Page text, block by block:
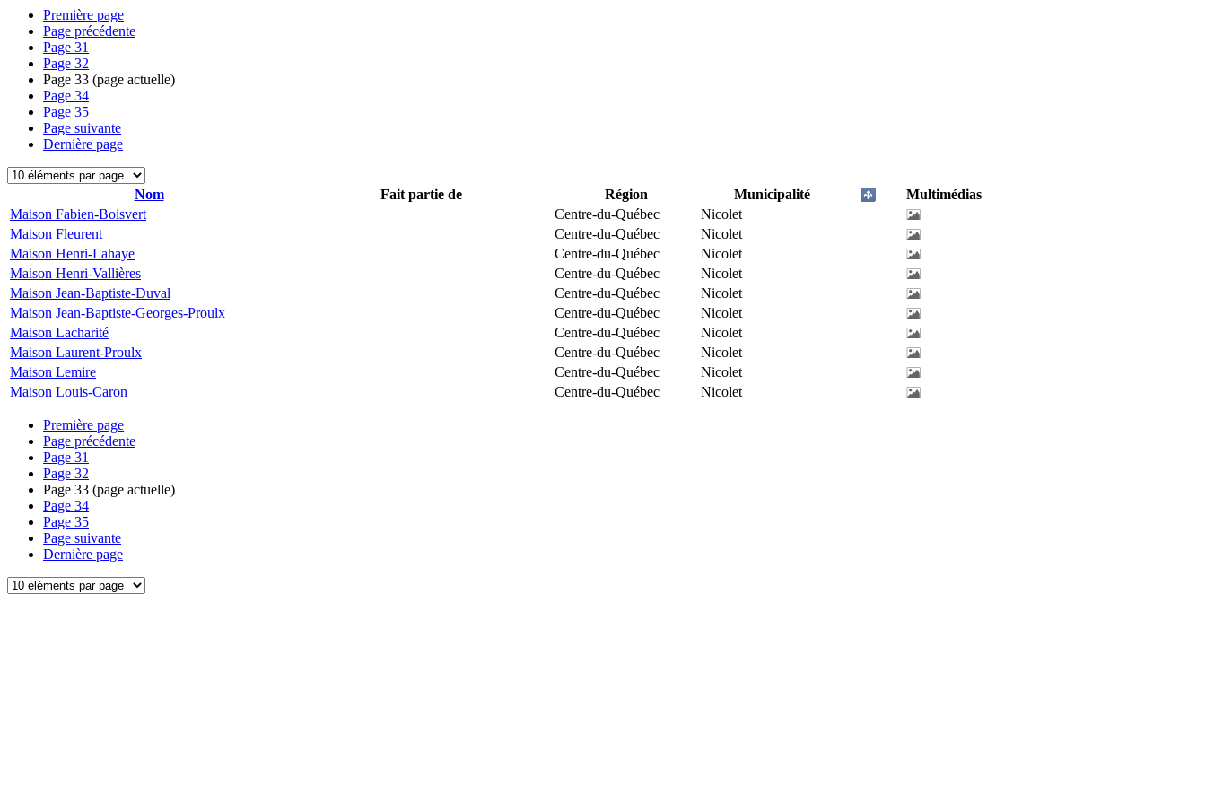
Première page
Page précédente
Page 31
Page 32
Page 33 (page actuelle)
Page 34
Page 35
Page suivante
Dernière page
Nom Fait partie de Région Municipalité
Multimédias
Maison Fabien-Boisvert
Centre-du-Québec
Nicolet
Maison Fleurent
Centre-du-Québec
Nicolet
Maison Henri-Lahaye
Centre-du-Québec
Nicolet
Maison Henri-Vallières
Centre-du-Québec
Nicolet
Maison Jean-Baptiste-Duval
Centre-du-Québec
Nicolet
Maison Jean-Baptiste-Georges-Proulx
Centre-du-Québec
Nicolet
Maison Lacharité
Centre-du-Québec
Nicolet
Maison Laurent-Proulx
Centre-du-Québec
Nicolet
Maison Lemire
Centre-du-Québec
Nicolet
Maison Louis-Caron
Centre-du-Québec Nicolet
Première page
Page précédente
Page 31
Page 32
Page 33 (page actuelle)
Page 34
Page 35
Page suivante
Dernière page